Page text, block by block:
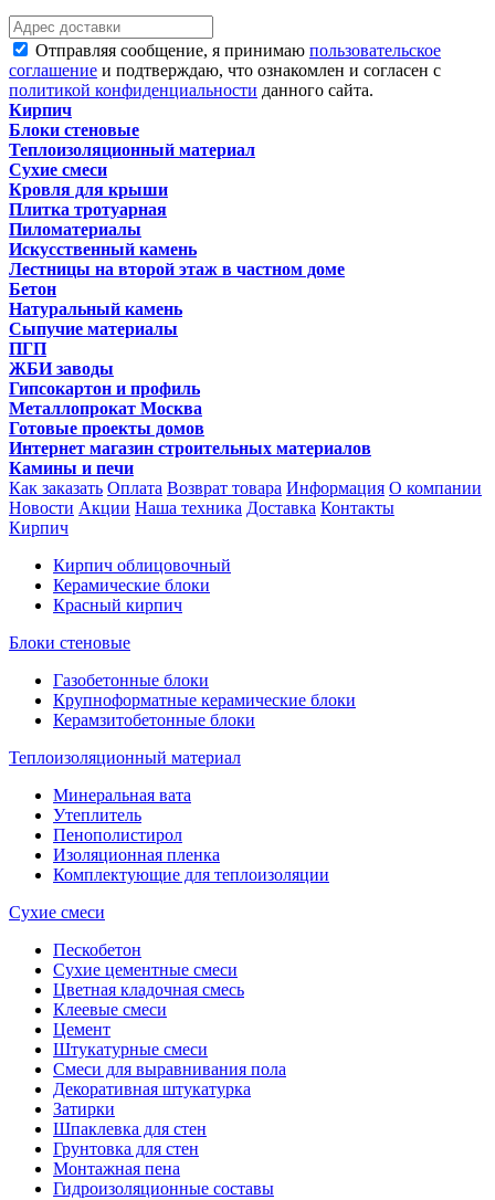
Отправляя сообщение, я принимаю пользовательское
соглашение и подтверждаю, что ознакомлен и согласен с
политикой конфиденциальности данного сайта.
Кирпич
Блоки стеновые
Теплоизоляционный материал
Сухие смеси
Кровля для крыши
Плитка тротуарная
Пиломатериалы
Искусственный камень
Лестницы на второй этаж в частном доме
Бетон
Натуральный камень
Сыпучие материалы
ПГП
ЖБИ заводы
Гипсокартон и профиль
Металлопрокат Москва
Готовые проекты домов
Интернет магазин строительных материалов
Камины и печи
Как заказать Оплата Возврат товара Информация О компании
Новости Акции Наша техника Доставка Контакты
Кирпич
Кирпич облицовочный
Керамические блоки
Красный кирпич
Блоки стеновые
Газобетонные блоки
Крупноформатные керамические блоки
Керамзитобетонные блоки
Теплоизоляционный материал
Минеральная вата
Утеплитель
Пенополистирол
Изоляционная пленка
Комплектующие для теплоизоляции
Сухие смеси
Пескобетон
Сухие цементные смеси
Цветная кладочная смесь
Клеевые смеси
Цемент
Штукатурные смеси
Смеси для выравнивания пола
Декоративная штукатурка
Затирки
Шпаклевка для стен
Грунтовка для стен
Монтажная пена
Гидроизоляционные составы